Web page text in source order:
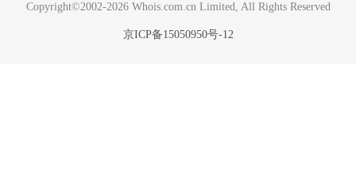
Copyright©2002-2026 Whois.com.cn Limited, All Rights Reserved
京ICP备15050950号-12